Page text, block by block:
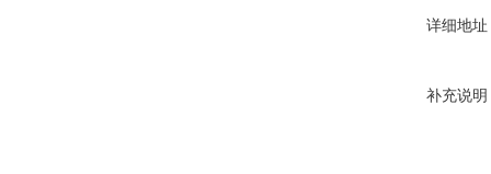
详细地址
补充说明